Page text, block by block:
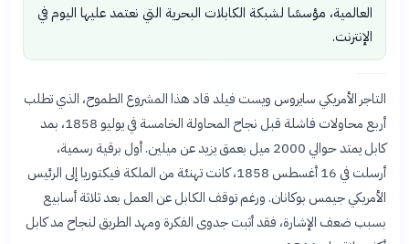
العالمية، مؤسسًا لشبكة الكابلات البحرية التي نعتمد عليها اليوم في
الإنترنت.
التاجر الأمريكي سايروس ويست فيلد قاد هذا المشروع الطموح، الذي تطلب
أربع محاولات فاشلة قبل نجاح المحاولة الخامسة في يوليو 1858، بمد
كابل يمتد حوالي 2000 ميل بعمق يزيد عن ميلين. أول برقية رسمية،
أرسلت في 16 أغسطس 1858، كانت تهنئة من الملكة فيكتوريا إلى الرئيس
الأمريكي جيمس بوكانان. ورغم توقف الكابل عن العمل بعد ثلاثة أسابيع
بسبب ضعف الإشارة، فقد أثبت جدوى الفكرة ومهد الطريق لنجاح مد كابل